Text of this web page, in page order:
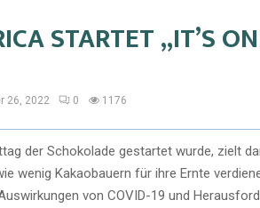
STARTET „IT’S
26, 2022 0 1176
der Schokolade gestartet wurde, zielt
wenig Kakaobauern für ihre Ernte
von COVID-19 und